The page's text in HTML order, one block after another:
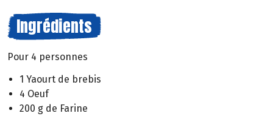
Ingrédients
Pour 4 personnes
1 Yaourt de brebis
4 Oeuf
200 g de Farine